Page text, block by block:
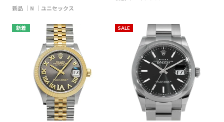
新品 N ユニセックス
新着 SALE